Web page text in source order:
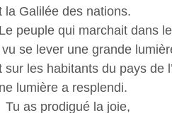
la Galilée des nations.
peuple qui marchait dans
se lever une grande
sur les habitants du pays de
lumière a resplendi.
as prodigué la joie,